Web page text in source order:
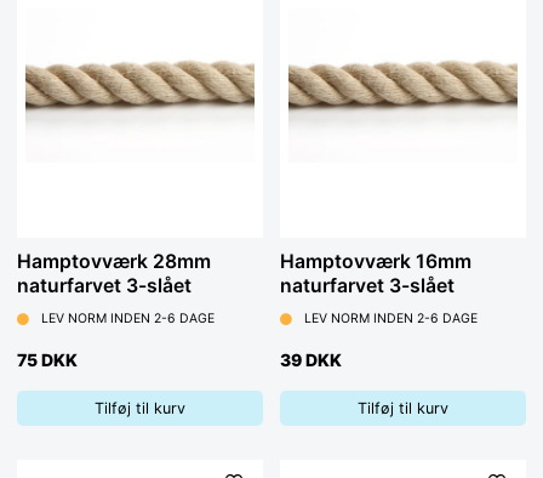
Hamptovværk 28mm
naturfarvet 3-slået
LEV NORM INDEN 2-6 DAGE
75 DKK
Tilføj til kurv
Hamptovværk 16mm
naturfarvet 3-slået
LEV NORM INDEN 2-6 DAGE
39 DKK
Tilføj til kurv